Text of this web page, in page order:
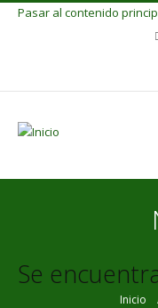
Pasar al contenido
Se
Inicio